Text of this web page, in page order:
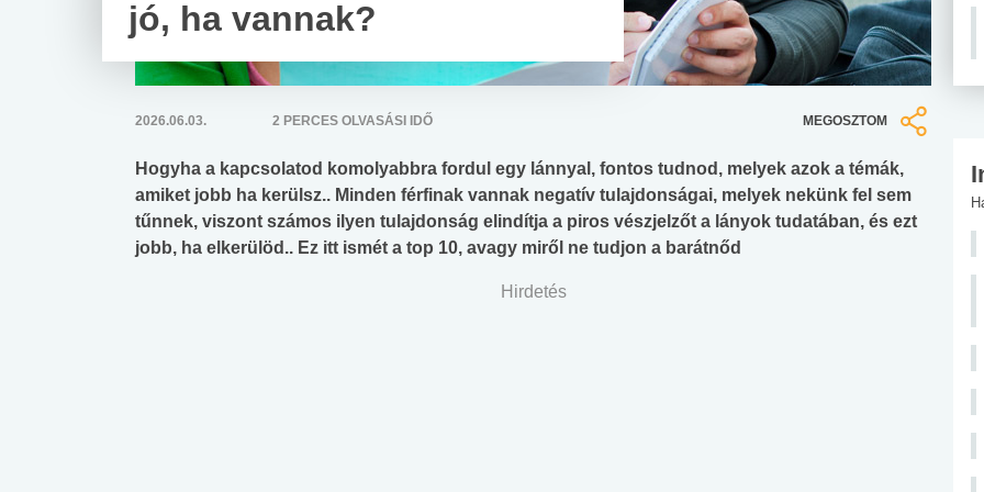
jó, ha vannak?
2026.06.03. 2 PERCES OLVASÁSI IDŐ MEGOSZTOM
Hogyha a kapcsolatod komolyabbra fordul egy lánnyal, fontos tudnod, melyek azok a témák,
amiket jobb ha kerülsz.. Minden férfinak vannak negatív tulajdonságai, melyek nekünk fel sem
tűnnek, viszont számos ilyen tulajdonság elindítja a piros vészjelzőt a lányok tudatában, és ezt
jobb, ha elkerülöd.. Ez itt ismét a top 10, avagy miről ne tudjon a barátnőd
Hirdetés